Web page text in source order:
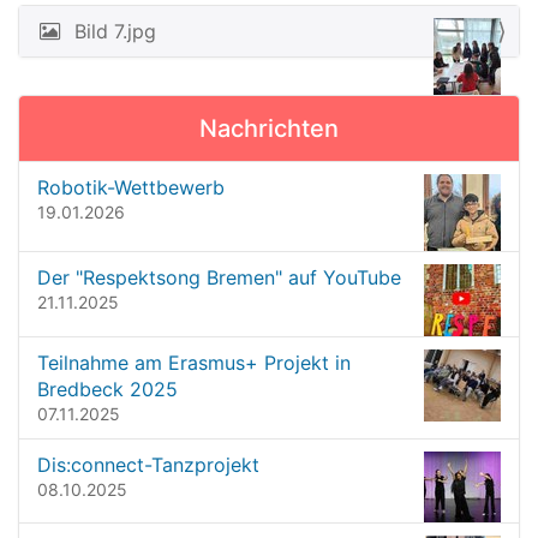
e
B
l
n
v
o
e
G
r
ö
ß
…
N
v
g
a
i
o
n
Bild 7.jpg
Nachrichten
Robotik-Wettbewerb
19.01.2026
Der "Respektsong Bremen" auf YouTube
21.11.2025
Teilnahme am Erasmus+ Projekt in
Bredbeck 2025
07.11.2025
Dis:connect-Tanzprojekt
08.10.2025